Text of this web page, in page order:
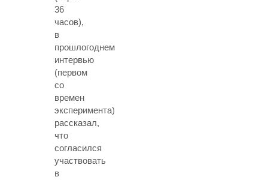
36
часов),
в
прошлогоднем
интервью
(первом
со
времен
эксперимента)
рассказал,
что
согласился
участвовать
в